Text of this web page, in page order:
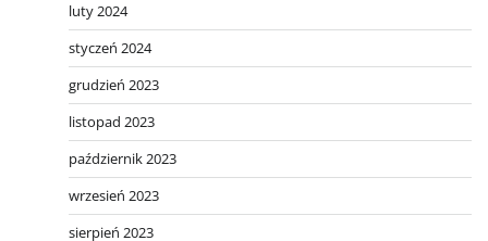
luty 2024
styczeń 2024
grudzień 2023
listopad 2023
październik 2023
wrzesień 2023
sierpień 2023